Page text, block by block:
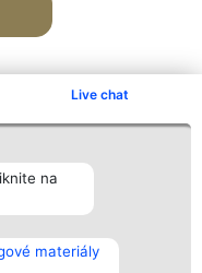
Live chat
na
materiály
Kontakt
Kontakt